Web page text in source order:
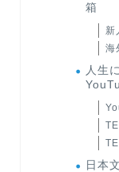
箱
新
海
人生
日本